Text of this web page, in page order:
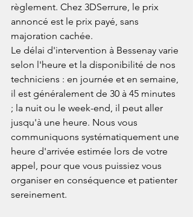
règlement. Chez 3DSerrure, le prix
annoncé est le prix payé, sans
majoration cachée.
Le délai d'intervention à Bessenay varie
selon l'heure et la disponibilité de nos
techniciens : en journée et en semaine,
il est généralement de 30 à 45 minutes
; la nuit ou le week-end, il peut aller
jusqu'à une heure. Nous vous
communiquons systématiquement une
heure d'arrivée estimée lors de votre
appel, pour que vous puissiez vous
organiser en conséquence et patienter
sereinement.